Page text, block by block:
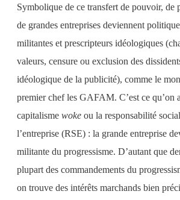
Symbolique de ce transfert de pouvoir, de
de grandes entreprises deviennent
militantes et prescripteurs idéologiques
valeurs, censure ou exclusion des
idéologique de la publicité), comme le
premier chef les GAFAM. C’est ce qu’on
capitalisme woke ou la responsabilité
l’entreprise (RSE) : la grande entreprise
militante du progressisme. D’autant que
plupart des commandements du
on trouve des intérêts marchands bien